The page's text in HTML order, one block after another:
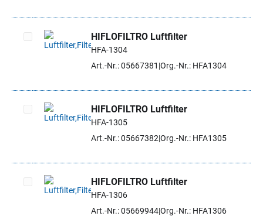
Artikel auswählen
HIFLOFILTRO Luftfilter
HFA-1304
Art.-Nr.: 05667381 Org.-Nr.: HFA1304
Artikel auswählen
HIFLOFILTRO Luftfilter
HFA-1305
Art.-Nr.: 05667382 Org.-Nr.: HFA1305
Artikel auswählen
HIFLOFILTRO Luftfilter
HFA-1306
Art.-Nr.: 05669944Org.-Nr.: HFA1306